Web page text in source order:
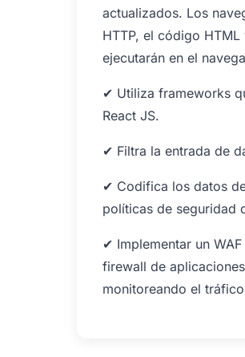
actualizados. Los
HTTP, el código
ejecutarán en el
✔ Utiliza frameworks
React JS.
✔ Filtra la entrada de
✔ Codifica los datos
políticas de seguridad
✔ Implementar un
firewall de
monitoreando el